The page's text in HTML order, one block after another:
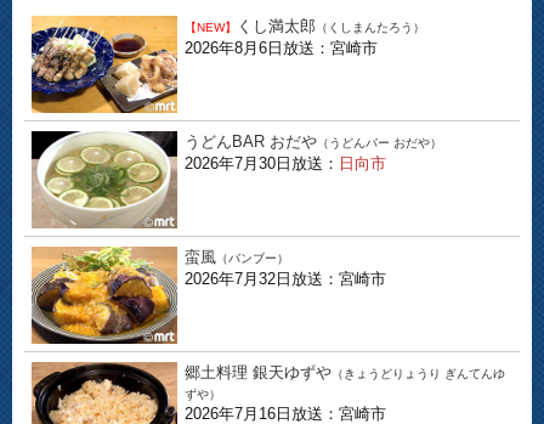
【NEW】 くし満太郎 （くしまんたろう）
2026年8月6日放送：宮崎市
うどんBAR おだや （うどんバー おだや）
2026年7月30日放送： 日向市
蛮風 （バンブー）
2026年7月32日放送：宮崎市
郷土料理 銀天ゆずや （きょうどりょうり ぎんてんゆ
ずや）
2026年7月16日放送：宮崎市